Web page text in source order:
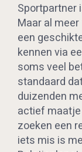
Sportpartner
Maar al
een
kennen via
soms veel
standaard
duizenden
actief maatje
zoeken een
iets mis is